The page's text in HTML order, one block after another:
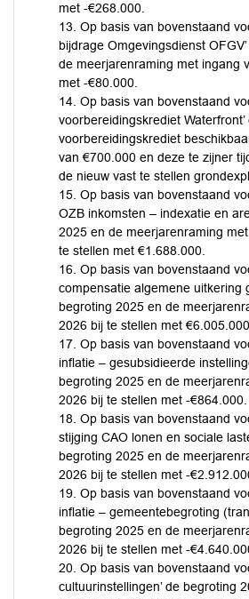
met -€268.000.
13. Op basis van bovenstaand
bijdrage Omgevingsdienst
de meerjarenraming met ingang
met -€80.000.
14. Op basis van bovenstaand
voorbereidingskrediet
voorbereidingskrediet
van €700.000 en deze te zijner
de nieuw vast te stellen
15. Op basis van bovenstaand
OZB inkomsten – indexatie en
2025 en de meerjarenraming
te stellen met €1.688.000.
16. Op basis van bovenstaand
compensatie algemene uitkering
begroting 2025 en de
2026 bij te stellen met €6.005.000.
17. Op basis van bovenstaand
inflatie – gesubsidieerde
begroting 2025 en de
2026 bij te stellen met -€864.000.
18. Op basis van bovenstaand
stijging CAO lonen en sociale
begroting 2025 en de
2026 bij te stellen met -
19. Op basis van bovenstaand
inflatie – gemeentebegroting
begroting 2025 en de
2026 bij te stellen met -
20. Op basis van bovenstaand
cultuurinstellingen’ de begroting